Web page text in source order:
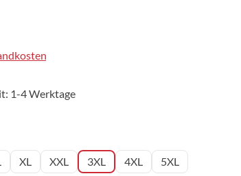
1-4 Werktage
XL XXL 3XL 4XL 5XL